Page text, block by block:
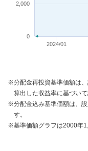
2024/01
0
2,000
※分配金再投資基準価額は
算出した収益率に基づいて
※分配金込み基準価額は、
す。
※基準価額グラフは2000年1